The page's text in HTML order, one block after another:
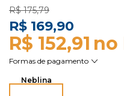
R$ 175,79
R$ 169,90
R$ 152,91
Neblina